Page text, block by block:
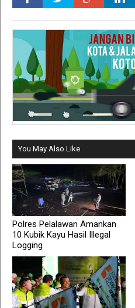
You May Also Like
Polres Pelalawan Amankan
10 Kubik Kayu Hasil Illegal
Logging